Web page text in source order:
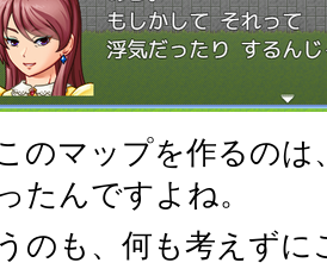
のマップを作るのは
たんですよね。
のも、何も考えず